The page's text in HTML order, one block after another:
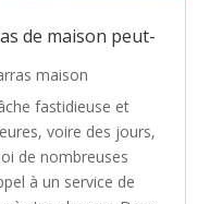
de maison peut-
maison
fastidieuse et
voire des jours,
de nombreuses
à un service de